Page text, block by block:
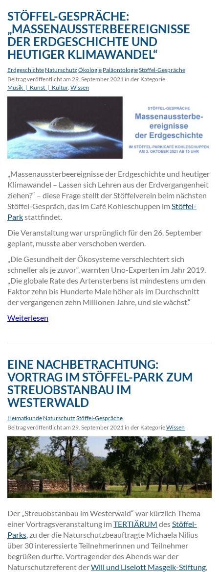
STÖFFEL-GESPRÄCHE:
„MASSENAUSSTERBEEREIGNISSE
DER ERDGESCHICHTE UND
HEUTIGER KLIMAWANDEL“
Erdgeschichte Naturschutz Ökologie PaläontologieStöffel-Gespräche
Beitrag veröffentlicht am 29. September 2021 in der Kategorie
Musik_|_Kunst_|_Kultur, Wissen
„Massenaussterbeereignisse der Erdgeschichte und heutiger
Klimawandel – Lassen sich Lehren aus der Erdvergangenheit
ziehen?“ – diese Frage stellt der Stöffelverein beim nächsten
Stöffel-Gespräch, das im Café Kohleschuppen im Stöffel-
Parkstattfindet.
Die Veranstaltung war ursprünglich für den 26. September
geplant, musste aber verschoben werden.
„Die Gesundheit der Ökosysteme verschlechtert sich
schneller als je zuvor“, warnten Uno-Experten im Jahr 2019.
„Die globale Rate des Artensterbens ist mindestens um den
Faktor zehn bis Hunderte Male höher als im Durchschnitt
der vergangenen zehn Millionen Jahre, und sie wächst.“
Weiterlesen
EINE NACHBETRACHTUNG:
VORTRAG IM STÖFFEL-PARK ZUM
STREUOBSTANBAU IM
WESTERWALD
Heimatkunde Naturschutz Stöffel-Gespräche
Beitrag veröffentlicht am 29. September 2021 in der KategorieWissen
Der „Streuobstanbau im Westerwald“ war kürzlich Thema
einer Vortragsveranstaltung im TERTIÄRUM desStöffel-
Parks, zu der die Naturschutzbeauftragte Michaela Nilius
über 30 interessierte Teilnehmerinnen und Teilnehmer
begrüßen durfte. Vortragender des Abends war der
Naturschutzreferent derWill und Liselott Masgeik-Stiftung,